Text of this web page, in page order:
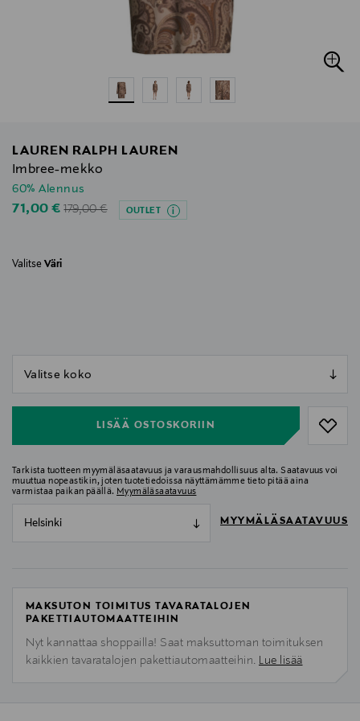
LAUREN RALPH LAUREN
Imbree-mekko
60% Alennus
Discounted Price
71,00 €Original Price
179,00 € OUTLET
Valitse Väri
LISÄÄ OSTOSKORIIN
Tarkista tuotteen myymäläsaatavuus ja varausmahdollisuus alta. Saatavuus voi
muuttua nopeastikin, joten tuotetiedoissa näyttämämme tieto pitää aina
varmistaa paikan päällä. Myymäläsaatavuus
Helsinki MYYMÄLÄSAATAVUUS
MAKSUTON TOIMITUS TAVARATALOJEN
PAKETTIAUTOMAATTEIHIN
Nyt kannattaa shoppailla! Saat maksuttoman toimituksen
kaikkien tavaratalojen pakettiautomaatteihin. Lue lisää